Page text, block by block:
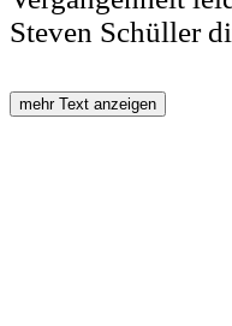
Steven Schüller
mehr Text anzeigen